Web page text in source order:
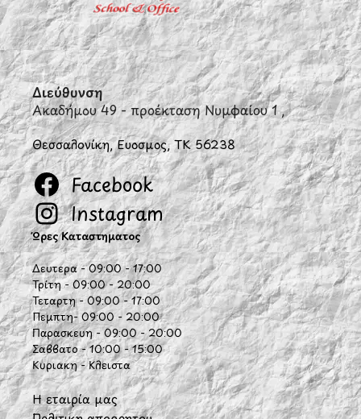
Διεύθυνση
Ακαδήμου 49 - προέκταση Νυμφαίου 1 ,
Θεσσαλονίκη, Εύοσμος, ΤΚ 56238
Facebook
Instagram
Ώρες Καταστήματος
Δευτέρα - 09:00 - 17:00
Τρίτη - 09:00 - 20:00
Τετάρτη - 09:00 - 17:00
Πέμπτη- 09:00 - 20:00
Παρασκευή - 09:00 - 20:00
Σάββατο - 10:00 - 15:00
Κυριακή - Κλειστά
Η εταιρία μας